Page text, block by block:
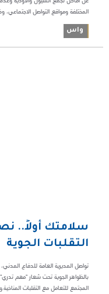
المختلفة ومواقع التواصل الاجتماعي،
واس
سلامتك أولاً..
التقلبات الجوية
تواصل المديرية العامة للدفاع
بالظواهر الجوية تحت شعار "مهم
المجتمع للتعامل مع التقلبات